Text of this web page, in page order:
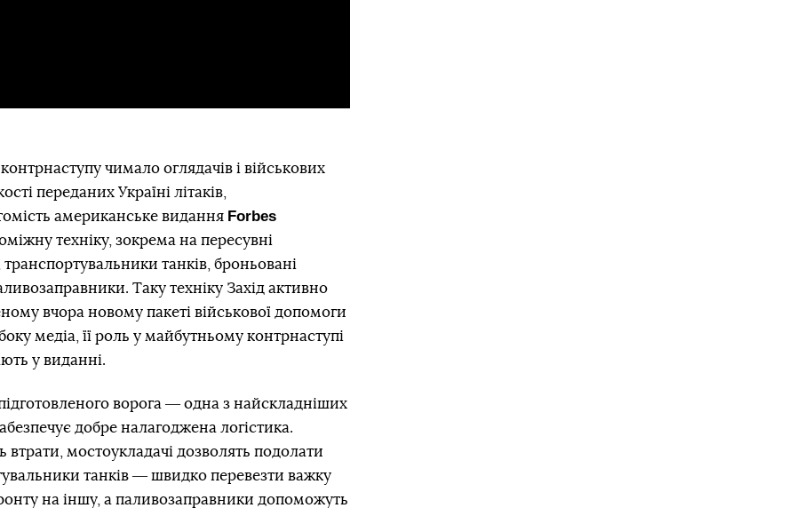
чимало оглядачів і військових
переданих Україні літаків,
американське видання Forbes
техніку, зокрема на пересувні
танків, броньовані
Таку техніку Захід активно
вчора новому пакеті військової допомоги
медіа, її роль у майбутньому контрнаступі
у виданні.
ворога ― одна з найскладніших
добре налагоджена логістика.
втрати, мостоукладачі дозволять подолати
танків ― швидко перевезти важку
на іншу, а паливозаправники допоможуть